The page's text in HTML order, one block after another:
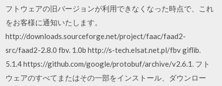
フトウェアの旧バージョンが利用できなくなった時点で、これ
をお客様に通知いたします。
http://downloads.sourceforge.net/project/faac/faad2-
src/faad2-2.8.0 fbv. 1.0b http://s-tech.elsat.net.pl/fbv giflib.
5.1.4 https://github.com/google/protobuf/archive/v2.6.1. フト
ウェアのすべてまたはその一部をインストール、ダウンロー